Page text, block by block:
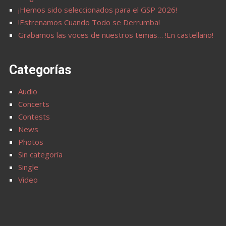
¡Hemos sido seleccionados para el GSP 2026!
!Estrenamos Cuando Todo se Derrumba!
Grabamos las voces de nuestros temas… !En castellano!
Categorías
Audio
Concerts
Contests
News
Photos
Sin categoría
Single
Video